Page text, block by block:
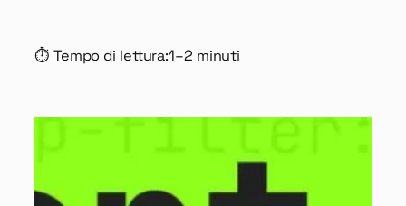
⏱ Tempo di lettura:1–2 minuti